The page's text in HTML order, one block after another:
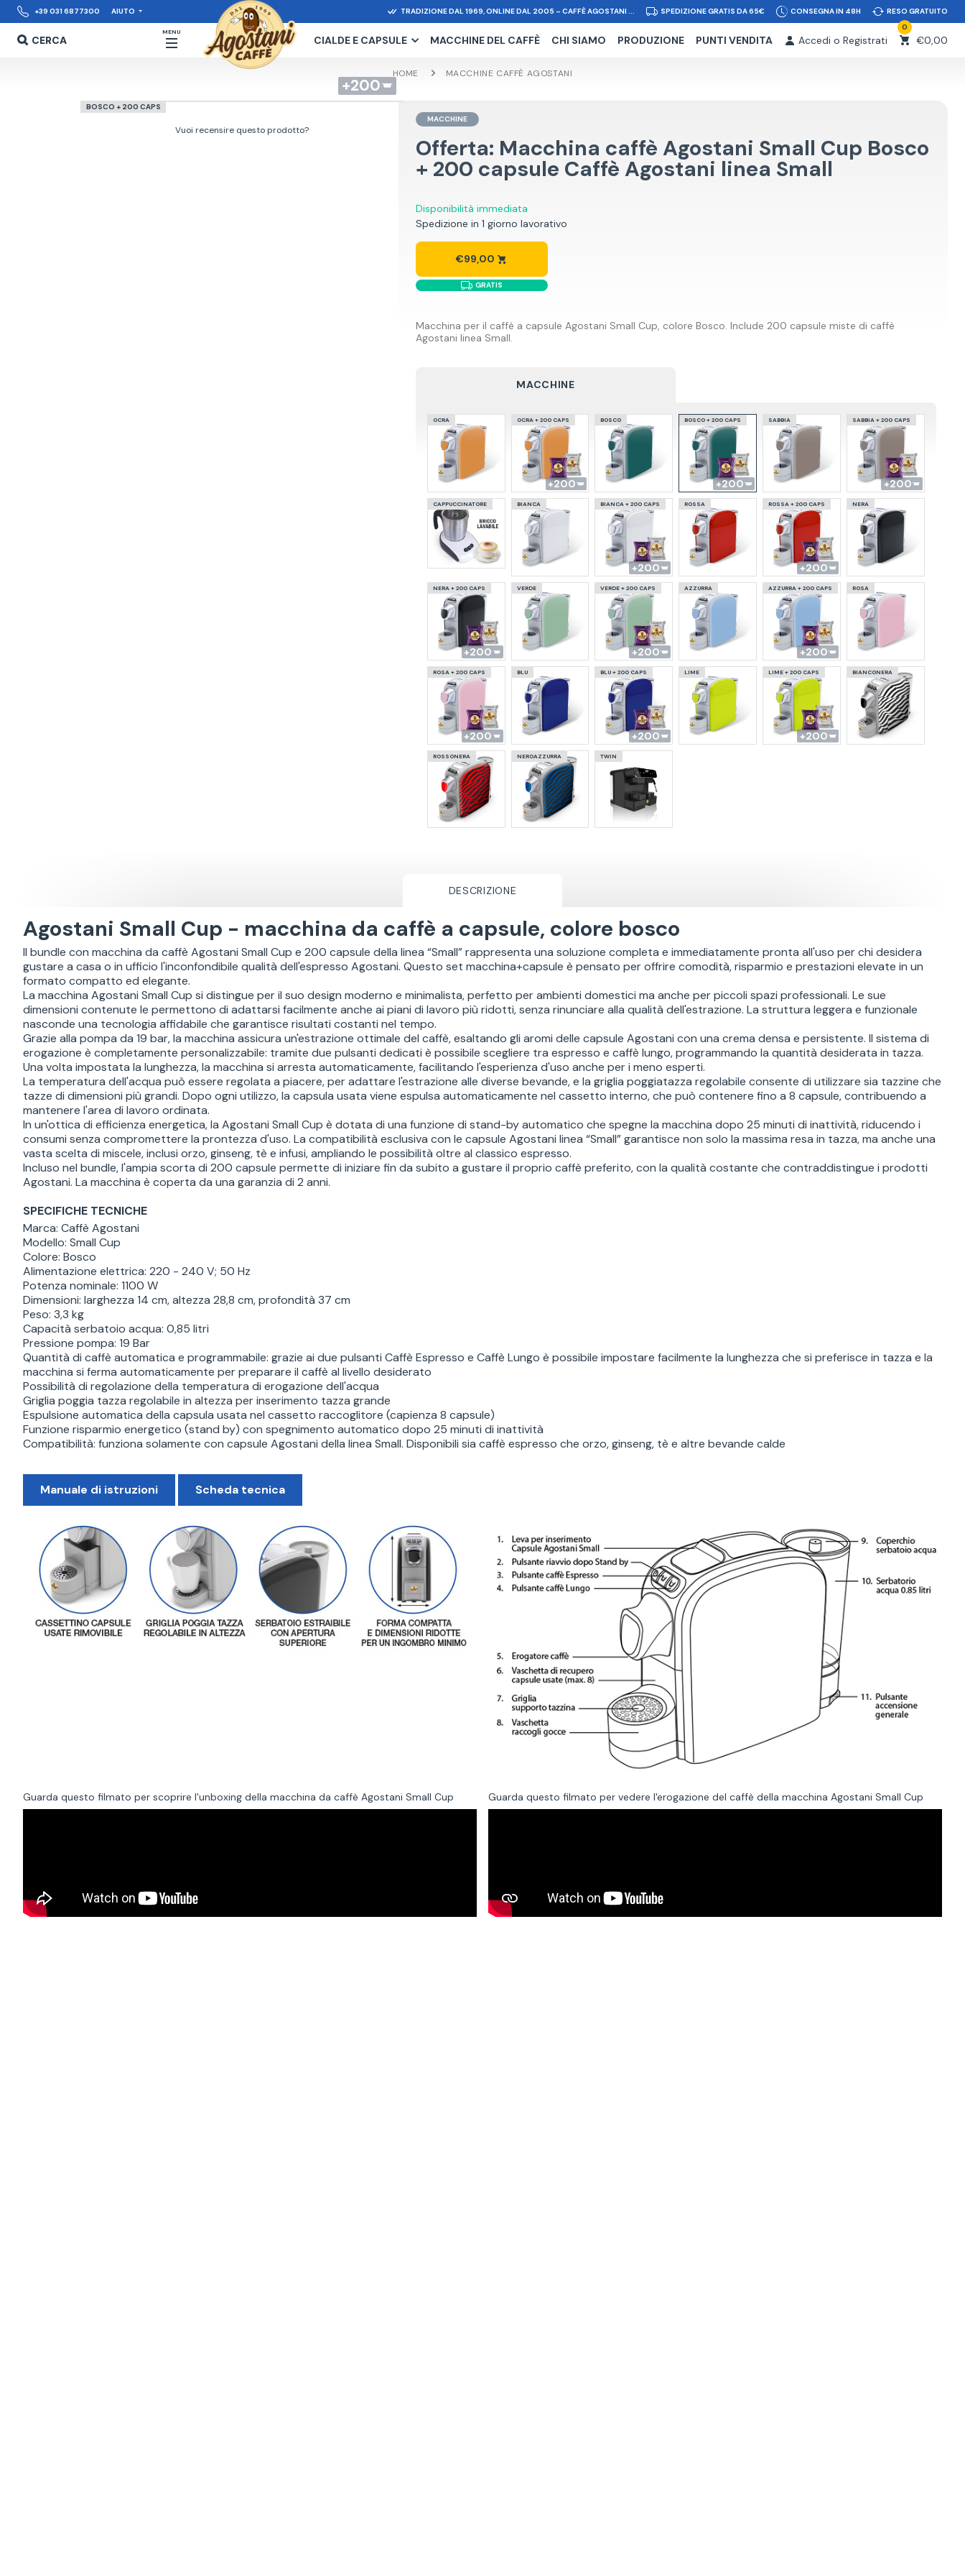
+39 031 6877300 AIUTO TRADIZIONE DAL 1969, ONLINE DAL 2005 – CAFFÈ AGOSTANI ... SPEDIZIONE GRATIS DA 65€ CONSEGNA IN 48H RESO GRATUITO
CERCA
MENU
CIALDE E CAPSULE MACCHINE DEL CAFFÈ CHI SIAMO PRODUZIONE PUNTI VENDITA Accedi o Registrati
0
€0,00
HOME MACCHINE CAFFÈ AGOSTANI
BOSCO + 200 CAPS
200
Vuoi recensire questo prodotto?
MACCHINE
Offerta: Macchina caffè Agostani Small Cup Bosco
+ 200 capsule Caffè Agostani linea Small
Disponibilità immediata
Spedizione in 1 giorno lavorativo
€99,00
GRATIS
Macchina per il caffè a capsule Agostani Small Cup, colore Bosco. Include 200 capsule miste di caffè
Agostani linea Small.
MACCHINE
OCRA OCRA + 200 CAPS
200
BOSCO BOSCO + 200 CAPS
200
SABBIA SABBIA + 200 CAPS
200
CAPPUCCINATORE BIANCA BIANCA + 200 CAPS
200
ROSSA ROSSA + 200 CAPS
200
NERA
NERA + 200 CAPS
200
VERDE VERDE + 200 CAPS
200
AZZURRA AZZURRA + 200 CAPS
200
ROSA
ROSA + 200 CAPS
200
BLU BLU + 200 CAPS
200
LIME LIME + 200 CAPS
200
BIANCONERA
ROSSONERA NEROAZZURRA TWIN
DESCRIZIONE
Agostani Small Cup - macchina da caffè a capsule, colore bosco
Il bundle con macchina da caffè Agostani Small Cup e 200 capsule della linea “Small” rappresenta una soluzione completa e immediatamente pronta all'uso per chi desidera
gustare a casa o in ufficio l'inconfondibile qualità dell'espresso Agostani. Questo set macchina+capsule è pensato per offrire comodità, risparmio e prestazioni elevate in un
formato compatto ed elegante.
La macchina Agostani Small Cup si distingue per il suo design moderno e minimalista, perfetto per ambienti domestici ma anche per piccoli spazi professionali. Le sue
dimensioni contenute le permettono di adattarsi facilmente anche ai piani di lavoro più ridotti, senza rinunciare alla qualità dell'estrazione. La struttura leggera e funzionale
nasconde una tecnologia affidabile che garantisce risultati costanti nel tempo.
Grazie alla pompa da 19 bar, la macchina assicura un'estrazione ottimale del caffè, esaltando gli aromi delle capsule Agostani con una crema densa e persistente. Il sistema di
erogazione è completamente personalizzabile: tramite due pulsanti dedicati è possibile scegliere tra espresso e caffè lungo, programmando la quantità desiderata in tazza.
Una volta impostata la lunghezza, la macchina si arresta automaticamente, facilitando l'esperienza d'uso anche per i meno esperti.
La temperatura dell'acqua può essere regolata a piacere, per adattare l'estrazione alle diverse bevande, e la griglia poggiatazza regolabile consente di utilizzare sia tazzine che
tazze di dimensioni più grandi. Dopo ogni utilizzo, la capsula usata viene espulsa automaticamente nel cassetto interno, che può contenere fino a 8 capsule, contribuendo a
mantenere l'area di lavoro ordinata.
In un'ottica di efficienza energetica, la Agostani Small Cup è dotata di una funzione di stand-by automatico che spegne la macchina dopo 25 minuti di inattività, riducendo i
consumi senza compromettere la prontezza d'uso. La compatibilità esclusiva con le capsule Agostani linea “Small” garantisce non solo la massima resa in tazza, ma anche una
vasta scelta di miscele, inclusi orzo, ginseng, tè e infusi, ampliando le possibilità oltre al classico espresso.
Incluso nel bundle, l'ampia scorta di 200 capsule permette di iniziare fin da subito a gustare il proprio caffè preferito, con la qualità costante che contraddistingue i prodotti
Agostani. La macchina è coperta da una garanzia di 2 anni.
SPECIFICHE TECNICHE
Marca: Caffè Agostani
Modello: Small Cup
Colore: Bosco
Alimentazione elettrica: 220 - 240 V; 50 Hz
Potenza nominale: 1100 W
Dimensioni: larghezza 14 cm, altezza 28,8 cm, profondità 37 cm
Peso: 3,3 kg
Capacità serbatoio acqua: 0,85 litri
Pressione pompa: 19 Bar
Quantità di caffè automatica e programmabile: grazie ai due pulsanti Caffè Espresso e Caffè Lungo è possibile impostare facilmente la lunghezza che si preferisce in tazza e la
macchina si ferma automaticamente per preparare il caffè al livello desiderato
Possibilità di regolazione della temperatura di erogazione dell'acqua
Griglia poggia tazza regolabile in altezza per inserimento tazza grande
Espulsione automatica della capsula usata nel cassetto raccoglitore (capienza 8 capsule)
Funzione risparmio energetico (stand by) con spegnimento automatico dopo 25 minuti di inattività
Compatibilità: funziona solamente con capsule Agostani della linea Small. Disponibili sia caffè espresso che orzo, ginseng, tè e altre bevande calde
Manuale di istruzioni Scheda tecnica
Guarda questo filmato per scoprire l'unboxing della macchina da caffè Agostani Small Cup Guarda questo filmato per vedere l'erogazione del caffè della macchina Agostani Small Cup